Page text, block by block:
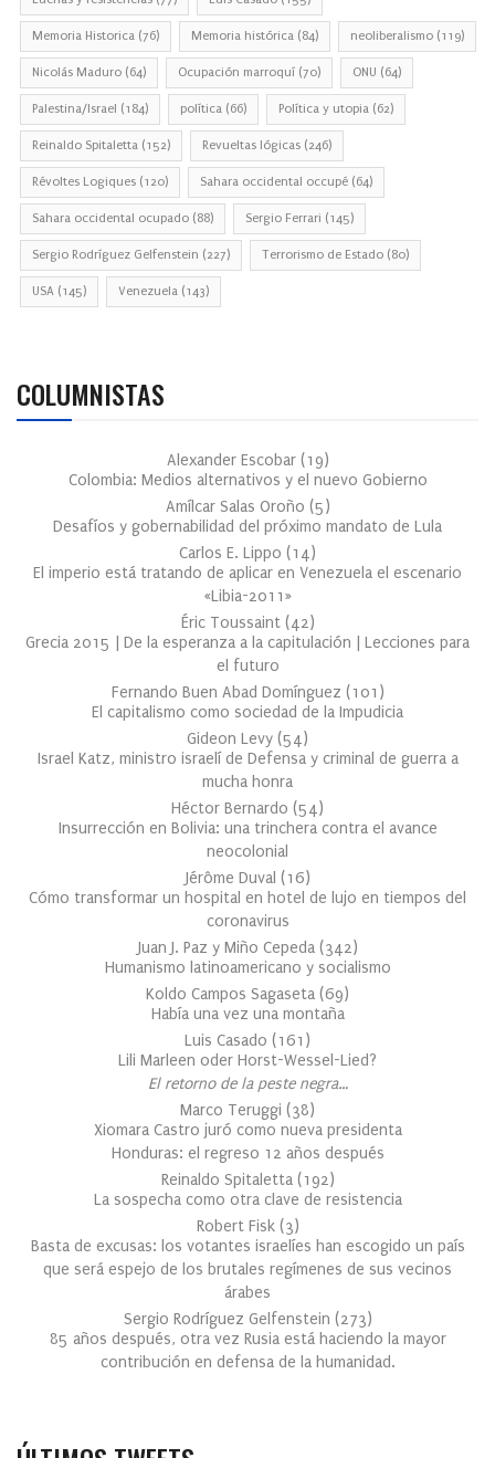
Memoria Historica (76) Memoria histórica (84) neoliberalismo (119)
Nicolás Maduro (64) Ocupación marroquí (70) ONU (64)
Palestina/Israel (184) política (66) Política y utopia (62)
Reinaldo Spitaletta (152) Revueltas lógicas (246)
Révoltes Logiques (120) Sahara occidental occupé (64)
Sahara occidental ocupado (88) Sergio Ferrari (145)
Sergio Rodríguez Gelfenstein (227) Terrorismo de Estado (80)
USA (145) Venezuela (143)
COLUMNISTAS
Alexander Escobar (19)
Colombia: Medios alternativos y el nuevo Gobierno
Amílcar Salas Oroño (5)
Desafíos y gobernabilidad del próximo mandato de Lula
Carlos E. Lippo (14)
El imperio está tratando de aplicar en Venezuela el escenario
«Libia-2011»
Éric Toussaint (42)
Grecia 2015 | De la esperanza a la capitulación | Lecciones para
el futuro
Fernando Buen Abad Domínguez (101 )
El capitalismo como sociedad de la Impudicia
Gideon Levy (54)
Israel Katz, ministro israelí de Defensa y criminal de guerra a
mucha honra
Héctor Bernardo (54)
Insurrección en Bolivia: una trinchera contra el avance
neocolonial
Jérôme Duval (16)
Cómo transformar un hospital en hotel de lujo en tiempos del
coronavirus
Juan J. Paz y Miño Cepeda (342)
Humanismo latinoamericano y socialismo
Koldo Campos Sagaseta (69)
Había una vez una montaña
Luis Casado (161 )
Lili Marleen oder Horst-Wessel-Lied?
El retorno de la peste negra…
Marco Teruggi (38)
Xiomara Castro juró como nueva presidenta
Honduras: el regreso 12 años después
Reinaldo Spitaletta (192)
La sospecha como otra clave de resistencia
Robert Fisk (3)
Basta de excusas: los votantes israelíes han escogido un país
que será espejo de los brutales regímenes de sus vecinos
árabes
Sergio Rodríguez Gelfenstein (273)
85 años después, otra vez Rusia está haciendo la mayor
contribución en defensa de la humanidad.